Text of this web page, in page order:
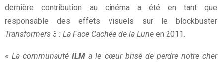
dernière contribution au cinéma a été en tant que
responsable des effets visuels sur le blockbuster
Transformers 3 : La Face Cachée de la Lune en 2011.
« La communautéILM a le cœur brisé de perdre notre cher